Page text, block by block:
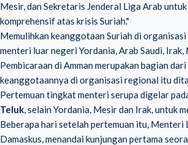
Mesir, dan Sekretaris Jenderal Liga Arab
komprehensif atas krisis Suriah."
Memulihkan keanggotaan Suriah di
menteri luar negeri Yordania, Arab Saudi, Irak,
Pembicaraan di Amman merupakan bagian
keanggotaannya di organisasi regional itu
Pertemuan tingkat menteri serupa digelar
Teluk, selain Yordania, Mesir dan Irak, untuk
Beberapa hari setelah pertemuan itu, Menteri
Damaskus, menandai kunjungan pertama